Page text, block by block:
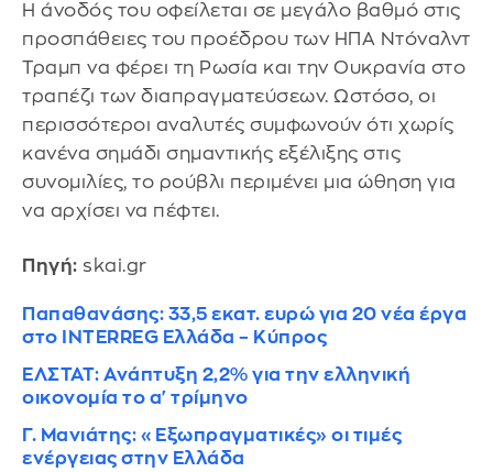
Η άνοδός του οφείλεται σε μεγάλο βαθμό στις
προσπάθειες του προέδρου των ΗΠΑ Ντόναλντ
Τραμπ να φέρει τη Ρωσία και την Ουκρανία στο
τραπέζι των διαπραγματεύσεων. Ωστόσο, οι
περισσότεροι αναλυτές συμφωνούν ότι χωρίς
κανένα σημάδι σημαντικής εξέλιξης στις
συνομιλίες, το ρούβλι περιμένει μια ώθηση για
να αρχίσει να πέφτει.
Πηγή: skai.gr
Παπαθανάσης: 33,5 εκατ. ευρώ για 20 νέα έργα
στο INTERREG Ελλάδα – Κύπρος
ΕΛΣΤΑΤ: Ανάπτυξη 2,2% για την ελληνική
οικονομία το α' τρίμηνο
Γ. Μανιάτης: «Εξωπραγματικές» οι τιμές
ενέργειας στην Ελλάδα